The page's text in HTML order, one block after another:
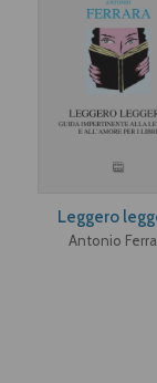
Leggero
Antonio